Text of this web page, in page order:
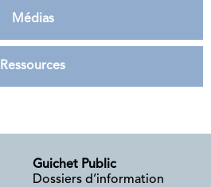
Médias
Ressources
Guichet Public
Dossiers d’information